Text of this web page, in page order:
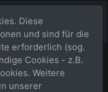
Diese
und sind für die
erforderlich (sog.
Cookies - z.B.
Weitere
unserer